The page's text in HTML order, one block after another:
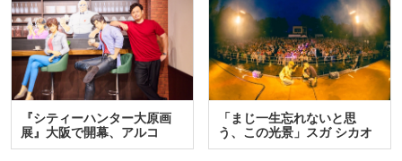
『シティーハンター大原画
展』大阪で開幕、アルコ
＆…
「まじ一生忘れないと思
う、この光景」スガ シカオ
と…